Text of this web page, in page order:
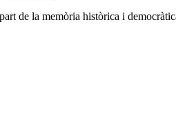
de la memòria històrica i